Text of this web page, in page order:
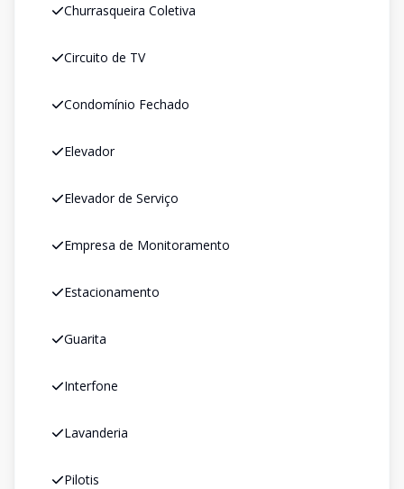
Churrasqueira Coletiva
Circuito de TV
Condomínio Fechado
Elevador
Elevador de Serviço
Empresa de Monitoramento
Estacionamento
Guarita
Interfone
Lavanderia
Pilotis